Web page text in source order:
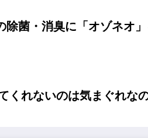
菌・消臭に「オゾネオ
くれないのは気まぐれな